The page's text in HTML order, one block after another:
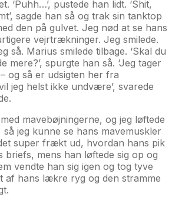
‘Puhh…’, pustede han lidt. ‘Shit,
sagde han så og trak sin tanktop
den på gulvet. Jeg nød at se hans
vejrtrækninger. Jeg smilede.
så. Marius smilede tilbage. ‘Skal du
mere?’, spurgte han så. ‘Jeg tager
og så er udsigten her fra
jeg helst ikke undvære’, svarede
mavebøjningerne, og jeg løftede
så jeg kunne se hans mavemuskler
super frækt ud, hvordan hans pik
briefs, mens han løftede sig op og
vendte han sig igen og tog tyve
af hans lækre ryg og den stramme